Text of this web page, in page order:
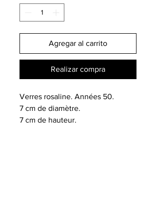
Agregar al carrito
Realizar compra
Verres rosaline. Années 50.
7 cm de diamètre.
7 cm de hauteur.